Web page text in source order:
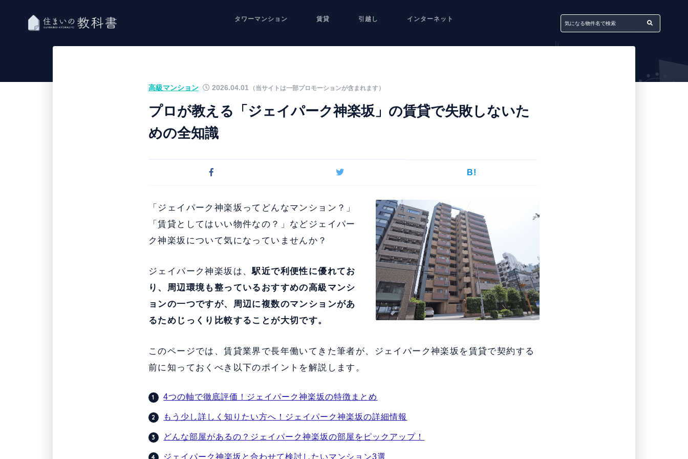
タワーマンション 賃貸 引越し インターネット
（当サイトは一部プロモーションが含まれます）
高級マンション 2026.04.01
プロが教える「ジェイパーク神楽坂」の賃貸で失敗しないた
めの全知識
B!
「ジェイパーク神楽坂ってどんなマンション？」
「賃貸としてはいい物件なの？」などジェイパー
ク神楽坂について気になっていませんか？
ジェイパーク神楽坂は、駅近で利便性に優れてお
り、周辺環境も整っている おすすめの高級マンシ
ョンの一つですが、 周辺に複数のマンションがあ
るためじっくり比較することが大切です。
このページでは、賃貸業界で長年働いてきた筆者が、ジェイパーク神楽坂を賃貸で契約する
前に知っておくべき以下のポイントを解説します。
4つの軸で徹底評価！ジェイパーク神楽坂の特徴まとめ
もう少し詳しく知りたい方へ！ジェイパーク神楽坂の詳細情報
どんな部屋があるの？ジェイパーク神楽坂の部屋をピックアップ！
ジェイパーク神楽坂と合わせて検討したいマンション3選